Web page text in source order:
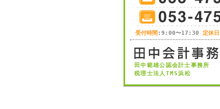
受付時間 :9:00〜17:30 定休日
田中範雄公認会計士事務所
税理士法人TMS浜松